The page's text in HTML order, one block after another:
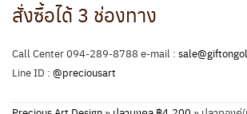
สั่งซื้อได้ 3 ช่องทาง
Call Center 094-289-8788 e-mail :
Line ID : @preciousart